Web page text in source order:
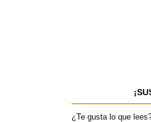
¿Te gusta lo que